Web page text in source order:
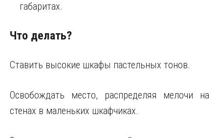
габаритах.
Что делать?
Ставить высокие шкафы пастельных тонов.
Освобождать место, распределяя мелочи на
стенах в маленьких шкафчиках.